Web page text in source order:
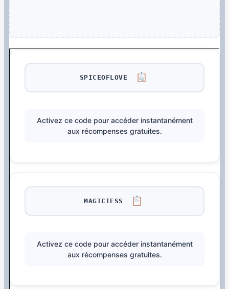
SPICEOFLOVE
Activez ce code pour accéder instantanément
aux récompenses gratuites.
MAGICTESS
Activez ce code pour accéder instantanément
aux récompenses gratuites.